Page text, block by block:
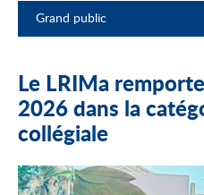
Grand public
Le LRIMa
2026 dans la
collégiale